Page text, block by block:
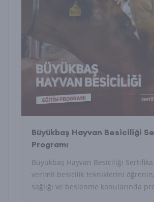
Büyükbaş Hayvan Besiciliği
Programı
Büyükbaş Hayvan Besiciliği
verimli besicilik tekniklerini
sağlığı ve beslenme konularında